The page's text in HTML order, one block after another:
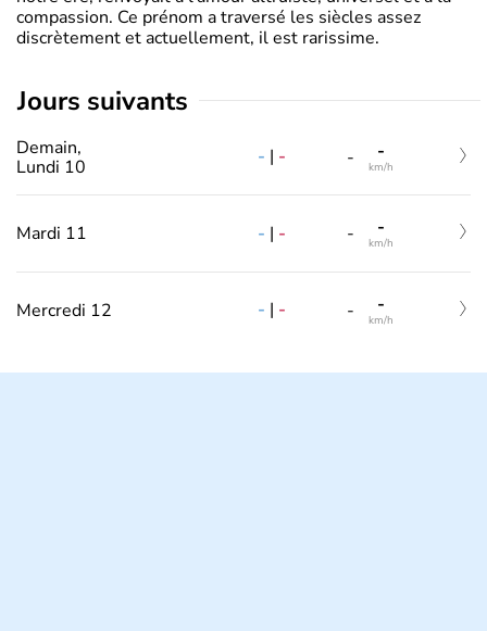
compassion. Ce prénom a traversé les siècles assez
discrètement et actuellement, il est rarissime.
jours suivants
Demain,
Lundi 10
- | - - -
km/h
Mardi 11 - | - - -
km/h
Mercredi 12 - | - - -
km/h